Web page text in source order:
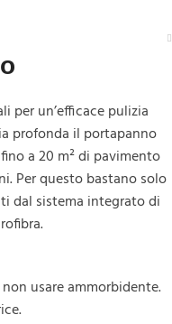
per un’efficace pulizia
profonda il portapanno
a 20 m² di pavimento
Per questo bastano solo
dal sistema integrato di
usare ammorbidente.